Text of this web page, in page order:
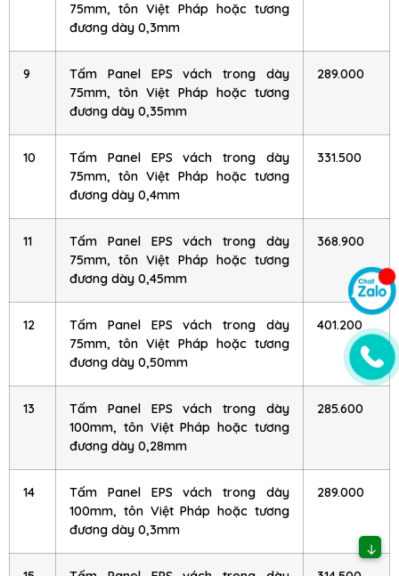
75mm, tôn Việt Pháp hoặc tương
đương dày 0,3mm
9
Tấm Panel EPS vách trong dày
75mm, tôn Việt Pháp hoặc tương
đương dày 0,35mm
289.000
10
Tấm Panel EPS vách trong dày
75mm, tôn Việt Pháp hoặc tương
đương dày 0,4mm
331.500
11
Tấm Panel EPS vách trong dày
75mm, tôn Việt Pháp hoặc tương
đương dày 0,45mm
368.900
12
Tấm Panel EPS vách trong dày
75mm, tôn Việt Pháp hoặc tương
đương dày 0,50mm
401.200
13
Tấm Panel EPS vách trong dày
100mm, tôn Việt Pháp hoặc tương
đương dày 0,28mm
285.600
14
Tấm Panel EPS vách trong dày
100mm, tôn Việt Pháp hoặc tương
đương dày 0,3mm
289.000
↓